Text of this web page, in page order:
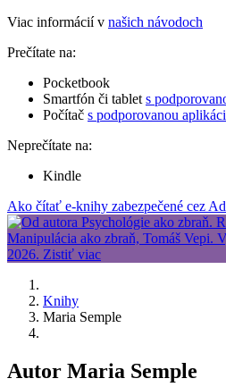
Viac informácií v našich návodoch
Prečítate na:
Pocketbook
Smartfón či tablet s
Počítač s podporovanou
Neprečítate na:
Kindle
Ako čítať e-knihy zabezpečené cez
Knihy
Maria Semple
Autor Maria Semple